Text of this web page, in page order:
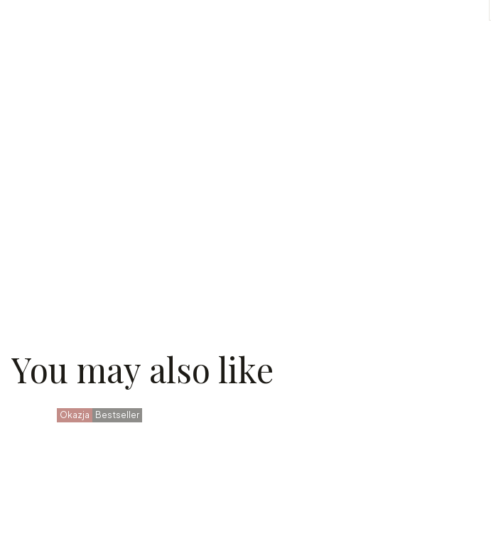
You may also like
Okazja Bestseller